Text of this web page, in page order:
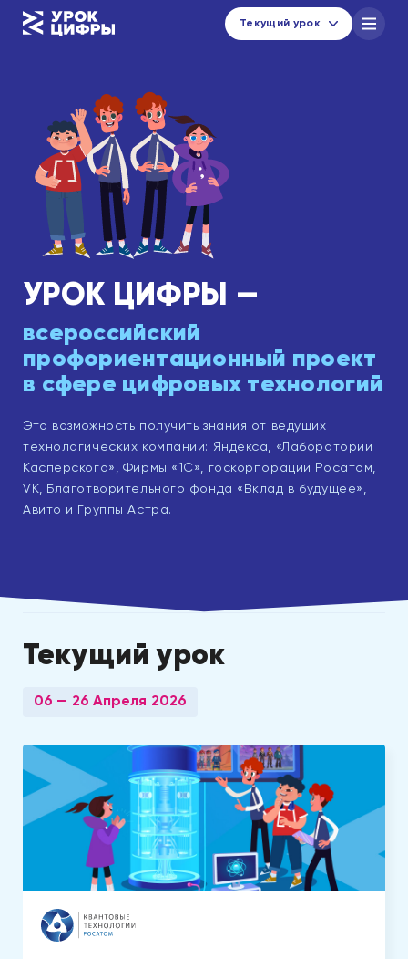
Каталог уроков
Навигатор по материалам
Новости
urok@data-economy.ru
Кабинет региона
Подписаться на новости
Текущий урок
УРОК ЦИФРЫ —
всероссийский
профориентационный проект
в сфере цифровых технологий
Это возможность получить знания от ведущих
технологических компаний: Яндекса, «Лаборатории
Касперского», Фирмы «1С», госкорпорации Росатом,
VK, Благотворительного фонда «Вклад в будущее»,
Авито и Группы Астра.
Текущий урок
06 — 26 Апреля 2026